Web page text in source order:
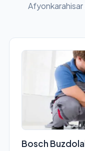
Afyonkarahisar
Bosch